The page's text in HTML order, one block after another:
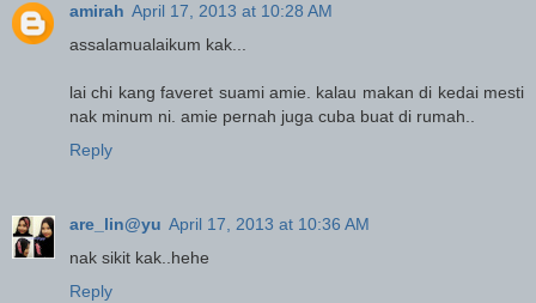
amirah April 17, 2013 at 10:28 AM
assalamualaikum kak...
lai chi kang faveret suami amie. kalau makan di kedai mesti
nak minum ni. amie pernah juga cuba buat di rumah..
Reply
are_lin@yu April 17, 2013 at 10:36 AM
nak sikit kak..hehe
Reply